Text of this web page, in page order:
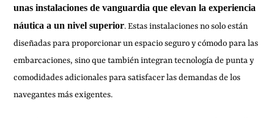
unas instalaciones de vanguardia que elevan la experiencia
náutica a un nivel superior. Estas instalaciones no solo están
diseñadas para proporcionar un espacio seguro y cómodo para las
embarcaciones, sino que también integran tecnología de punta y
comodidades adicionales para satisfacer las demandas de los
navegantes más exigentes.